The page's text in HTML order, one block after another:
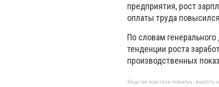
предприятия, рост
оплаты труда
По словам
тенденции роста
производственных
Якщо ви помітили помилку, виділіть